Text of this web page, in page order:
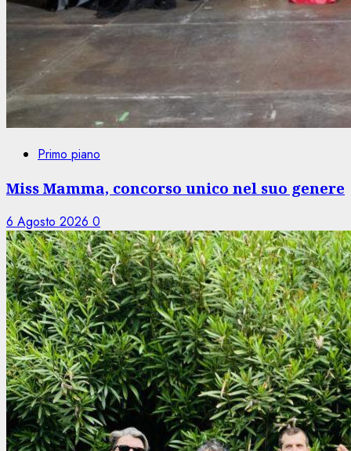
Primo piano
Miss Mamma, concorso unico nel suo genere
6 Agosto 2026 0